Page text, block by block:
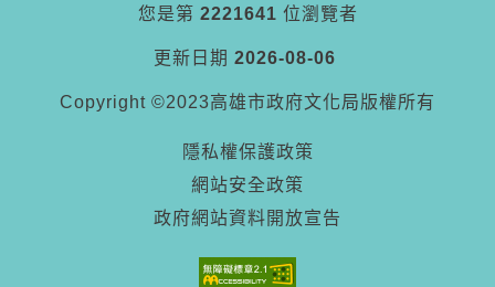
您是第 2221641 位瀏覽者
更新日期 2026-08-06
Copyright ©2023高雄市政府文化局版權所有
隱私權保護政策
網站安全政策
政府網站資料開放宣告